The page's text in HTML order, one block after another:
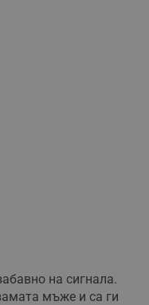
на сигнала.
мъже и са ги